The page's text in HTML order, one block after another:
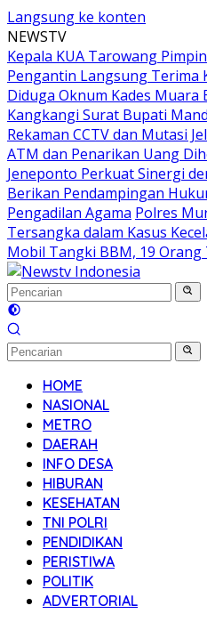
Langsung ke konten
NEWSTV
Kepala KUA Tarowang
Pengantin Langsung Terima
Diduga Oknum Kades
Kangkangi Surat Bupati
Rekaman CCTV dan Mutasi
ATM dan Penarikan Uang
Jeneponto Perkuat Sinergi
Berikan Pendampingan
Pengadilan Agama Polres
Tersangka dalam Kasus
Mobil Tangki BBM, 19 Orang
HOME
NASIONAL
METRO
DAERAH
INFO DESA
HIBURAN
KESEHATAN
TNI POLRI
PENDIDIKAN
PERISTIWA
POLITIK
ADVERTORIAL